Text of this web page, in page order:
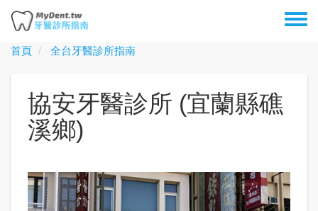
移
主首頁 全台牙醫診所指南
協安牙醫診所 (宜蘭縣礁
溪鄉)